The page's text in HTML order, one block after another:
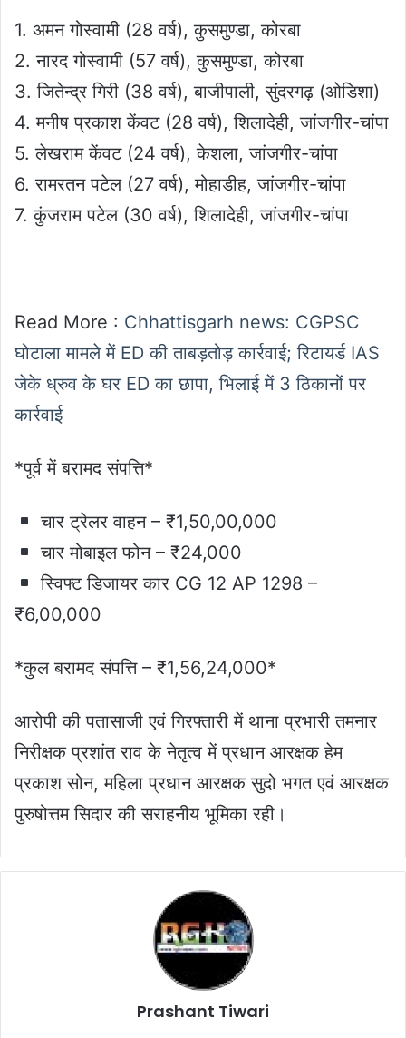
1. अमन गोस्वामी (28 वर्ष), कुसमुण्डा, कोरबा
2. नारद गोस्वामी (57 वर्ष), कुसमुण्डा, कोरबा
3. जितेन्द्र गिरी (38 वर्ष), बाजीपाली, सुंदरगढ़ (ओडिशा)
4. मनीष प्रकाश केंवट (28 वर्ष), शिलादेही, जांजगीर-चांपा
5. लेखराम केंवट (24 वर्ष), केशला, जांजगीर-चांपा
6. रामरतन पटेल (27 वर्ष), मोहाडीह, जांजगीर-चांपा
7. कुंजराम पटेल (30 वर्ष), शिलादेही, जांजगीर-चांपा
Read More : Chhattisgarh news: CGPSC
घोटाला मामले में ED की ताबड़तोड़ कार्रवाई; रिटायर्ड IAS
जेके ध्रुव के घर ED का छापा, भिलाई में 3 ठिकानों पर
कार्रवाई
*पूर्व में बरामद संपत्ति*
चार ट्रेलर वाहन – ₹1,50,00,000
चार मोबाइल फोन – ₹24,000
स्विफ्ट डिजायर कार CG 12 AP 1298 –
₹6,00,000
*कुल बरामद संपत्ति – ₹1,56,24,000*
आरोपी की पतासाजी एवं गिरफ्तारी में थाना प्रभारी तमनार
निरीक्षक प्रशांत राव के नेतृत्व में प्रधान आरक्षक हेम
प्रकाश सोन, महिला प्रधान आरक्षक सुदो भगत एवं आरक्षक
पुरुषोत्तम सिदार की सराहनीय भूमिका रही।
Prashant Tiwari